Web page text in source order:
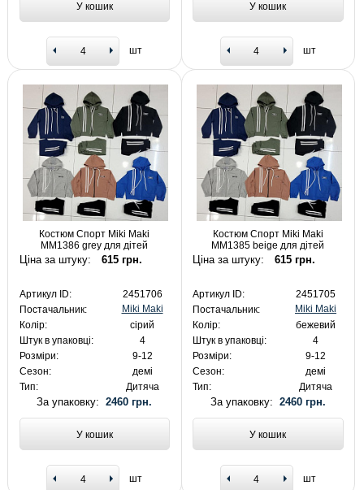
У кошик
шт
У кошик
шт
Костюм Спорт Miki Maki
MM1386 grey для дітей
Ціна за штуку: 615 грн.
Артикул ID:
2451706
Постачальник:
Miki Maki
Колір:
сірий
Штук в упаковці:
4
Розміри:
9-12
Сезон:
демі
Тип:
Дитяча
За упаковку:2460 грн.
У кошик
шт
Костюм Спорт Miki Maki
MM1385 beige для дітей
Ціна за штуку: 615 грн.
Артикул ID:
2451705
Постачальник:
Miki Maki
Колір:
бежевий
Штук в упаковці:
4
Розміри:
9-12
Сезон:
демі
Тип:
Дитяча
За упаковку: 2460 грн.
У кошик
шт